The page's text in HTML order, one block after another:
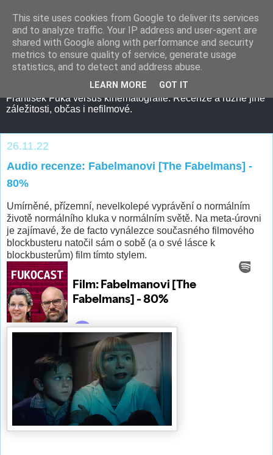
František Fuka versus kinematografie. Recenze a různé jiné
záležitosti, občas i nefilmové.
26.11.22
Audio recenze: Fabelmanovi [The Fabelmans] -
80%
Umírněné, přízemní, nevelkolepé vyprávění o normálním
životě normálního kluka v normálním světě. Na meta-úrovni
je zajímavé, že de facto vynálezce současného filmového
blockbusteru natočil sám o sobě (a o své lásce k
blockbusterům) film tímto stylem.
This site uses cookies from Google to deliver its services
and to analyze traffic. Your IP address and user-agent are
shared with Google along with performance and security
metrics to ensure quality of service, generate usage
statistics, and to detect and address abuse.
LEARN MORE GOT IT